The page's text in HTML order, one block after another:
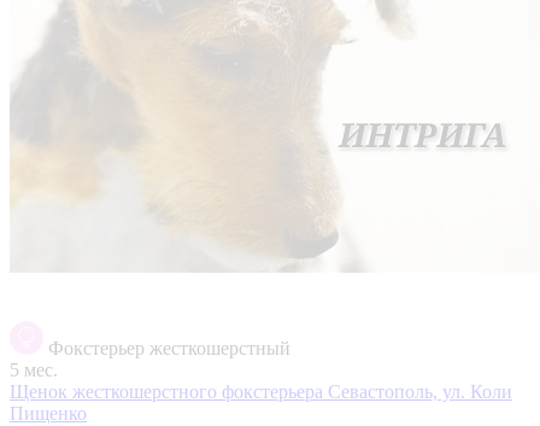
Фокстерьер жесткошерстный
5 мес.
Щенок жесткошерстного фокстерьера Севастополь, ул. Коли
Пищенко